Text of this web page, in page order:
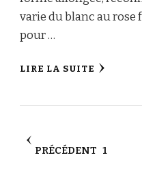
varie du blanc au rose
pour …
LIRE LA SUITE
Pagination
PRÉCÉDENT PAGE
1